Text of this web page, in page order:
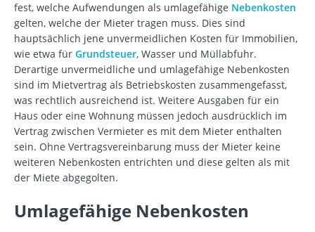
fest, welche Aufwendungen als umlagefähige Nebenkosten
gelten, welche der Mieter tragen muss. Dies sind
hauptsächlich jene unvermeidlichen Kosten für Immobilien,
wie etwa für Grundsteuer, Wasser und Müllabfuhr.
Derartige unvermeidliche und umlagefähige Nebenkosten
sind im Mietvertrag als Betriebskosten zusammengefasst,
was rechtlich ausreichend ist. Weitere Ausgaben für ein
Haus oder eine Wohnung müssen jedoch ausdrücklich im
Vertrag zwischen Vermieter es mit dem Mieter enthalten
sein. Ohne Vertragsvereinbarung muss der Mieter keine
weiteren Nebenkosten entrichten und diese gelten als mit
der Miete abgegolten.
Umlagefähige Nebenkosten